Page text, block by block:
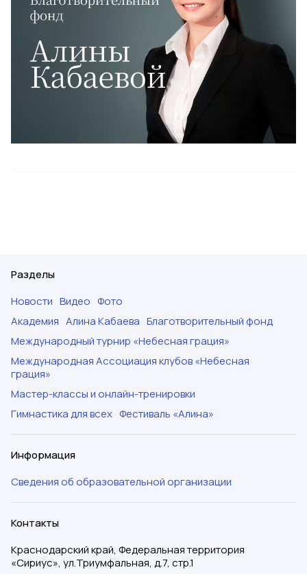
Разделы
Новости Видео Фото
Академия Алина Кабаева Благотворительный фонд
Международный турнир «Небесная грация»
Международная Ассоциация клубов «Небесная
грация»
Мастер-классы и онлайн-тренировки
Гимнастика для всех Фестиваль «Алина»
Информация
Сведения об образовательной организации
Контакты
Краснодарский край, Федеральная территория
«Сириус», ул.Триумфальная, д.7, стр.1